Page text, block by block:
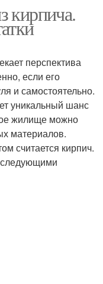
Дом из двушки
кирпича.
перспектива
если его
и самостоятельно.
уникальный шанс
жилище можно
материалов.
считается кирпич.